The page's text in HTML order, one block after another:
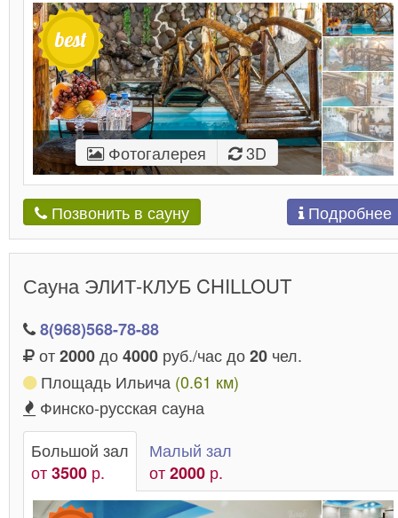
Фотогалерея 3D
Позвонить в сауну Подробнее
Сауна ЭЛИТ-КЛУБ CHILLOUT
8(968)568-78-88
от2000до4000 руб./час до20 чел.
Площадь Ильича (0.61 км)
Финско-русская сауна
Большой зал
от3500 р.
Малый зал
от2000 р.